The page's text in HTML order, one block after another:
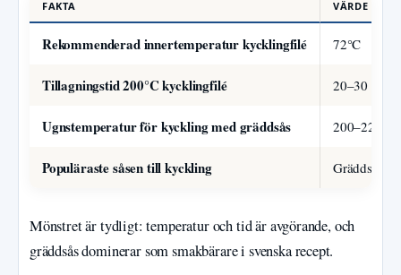
FAKTA VÄRDE
Rekommenderad innertemperatur kycklingfilé 72°C
Tillagningstid 200°C kycklingfilé 20–30 min
Ugnstemperatur för kyckling med gräddsås 200–225°C
Populäraste såsen till kyckling Gräddsås
Mönstret är tydligt: temperatur och tid är avgörande, och
gräddsås dominerar som smakbärare i svenska recept.